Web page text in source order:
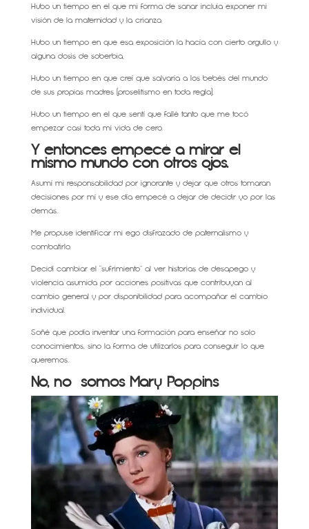
Hubo un tiempo en el que mi forma de sanar incluía exponer mi
visión de la maternidad y la crianza
Hubo un tiempo en que esa exposición la hacía con cierto orgullo y
alguna dosis de soberbia,
Hubo un tiempo en que creí que salvaría a los bebés del mundo
de sus propias madres (proselitismo en toda regla).
Hubo un tiempo en el que sentí que fallé tanto que me tocó
empezar casi toda mi vida de cero.
Y entonces empecé a mirar el
mismo mundo con otros ojos.
Asumí mi responsabilidad por ignorante y dejar que otros tomaran
decisiones por mí y ese día empecé a dejar de decidir yo por las
demás.
Me propuse identificar mi ego disfrazado de paternalismo y
combatirlo.
Decidí cambiar el “sufrimiento” al ver historias de desapego y
violencia asumida por acciones positivas que contribuyan al
cambio general y por disponibilidad para acompañar el cambio
individual.
Soñé que podía inventar una formación para enseñar no solo
conocimientos, sino la forma de utilizarlos para conseguir lo que
queremos.
No, no somos Mary Poppins